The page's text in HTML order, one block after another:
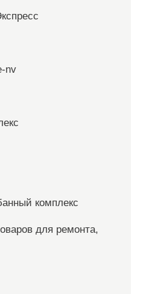
nv
комплекс
для ремонта,